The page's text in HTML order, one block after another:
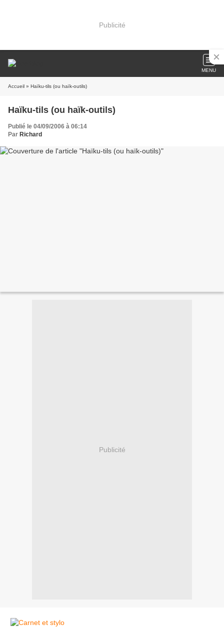
Publicité
MENU
Accueil » Haïku-tils (ou haïk-outils)
Haïku-tils (ou haïk-outils)
Publié le 04/09/2006 à 06:14
Par Richard
Publicité